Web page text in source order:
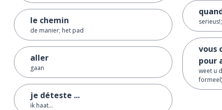
le chemin
de manier; het pad
aller
gaan
je déteste ...
ik haat...
vous
pour
weet u
formeel)